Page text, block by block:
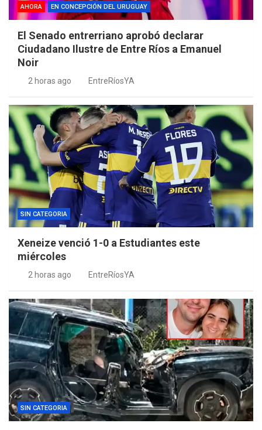
AHORA EN CONCEPCIÓN DEL URUGUAY
El Senado entrerriano aprobó declarar
Ciudadano Ilustre de Entre Ríos a Emanuel
Noir
2 horas ago EntreRíosYA
SIN CATEGORIA
Xeneize venció 1-0 a Estudiantes este
miércoles
2 horas ago EntreRíosYA
SIN CATEGORIA